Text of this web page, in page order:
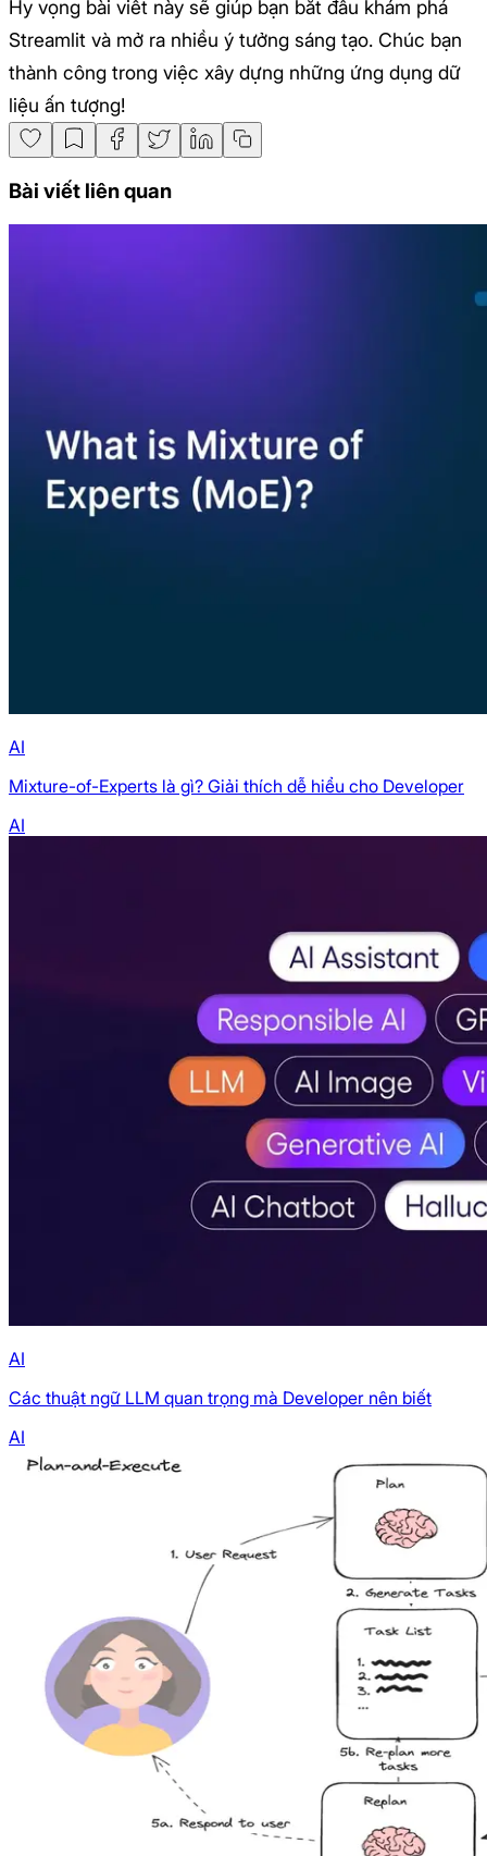
Hy vọng bài viết này sẽ giúp bạn bắt đầu khám phá
Streamlit và mở ra nhiều ý tưởng sáng tạo. Chúc bạn
thành công trong việc xây dựng những ứng dụng dữ
liệu ấn tượng!
Bài viết liên quan
AI
Mixture-of-Experts là gì? Giải thích dễ hiểu cho Developer
AI
AI
Các thuật ngữ LLM quan trọng mà Developer nên biết
AI